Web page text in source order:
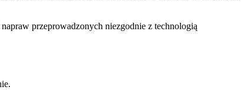
przeprowadzonych niezgodnie z technologią